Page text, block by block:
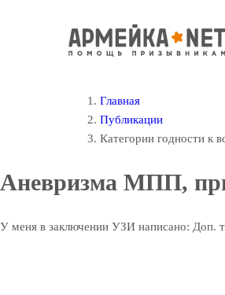
Главная
Публикации
Категории годности к
Аневризма МПП,
У меня в заключении УЗИ написано: Доп.